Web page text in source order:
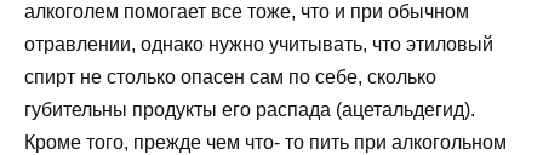
алкоголем помогает все тоже, что и при обычном
отравлении, однако нужно учитывать, что этиловый
спирт не столько опасен сам по себе, сколько
губительны продукты его распада (ацетальдегид).
Кроме того, прежде чем что- то пить при алкогольном